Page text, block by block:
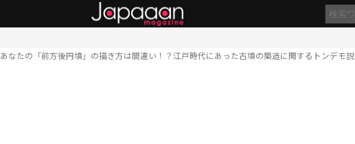
あなたの「前方後円墳」の描き方は間違い！？江戸時代にあった古墳の築造に関するトンデモ説